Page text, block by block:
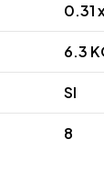
0.31
6.3
SI
8